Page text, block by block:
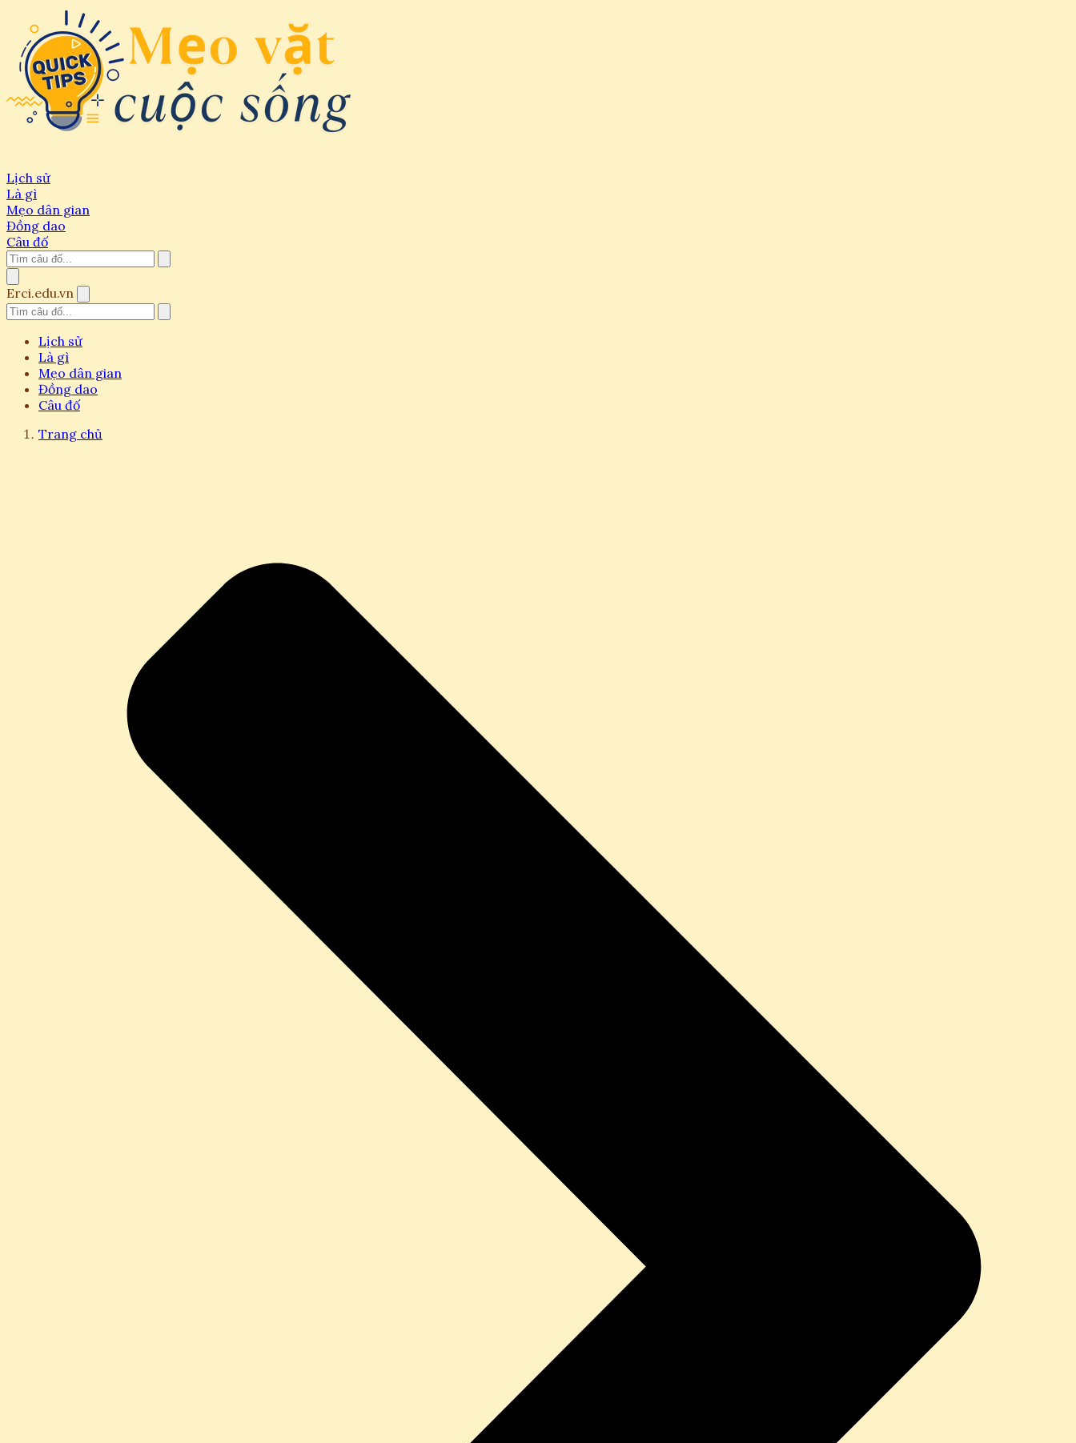
Lịch sử
Là gì
Mẹo dân gian
Đồng dao
Câu đố
Erci.edu.vn
Lịch sử
Là gì
Mẹo dân gian
Đồng dao
Câu đố
Trang chủ